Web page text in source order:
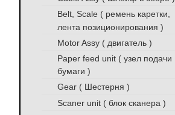
Belt, Scale ( ремень каретки,
лента позиционирования )
Motor Assy ( двигатель )
Paper feed unit ( узел подачи
бумаги )
Gear ( Шестерня )
Scaner unit ( блок сканера )